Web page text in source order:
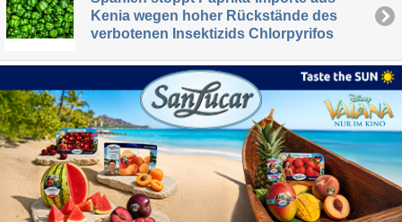
Kenia wegen hoher Rückstände des
verbotenen Insektizids Chlorpyrifos